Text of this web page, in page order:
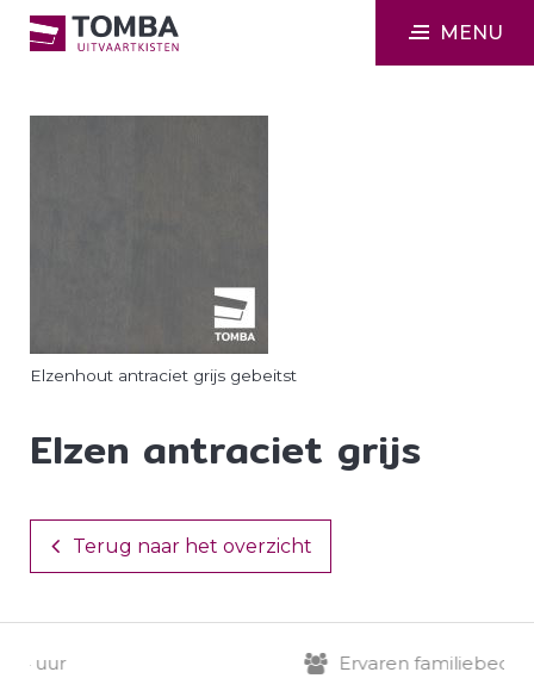
MENU
Elzenhout antraciet grijs gebeitst
Elzen antraciet grijs
Terug naar het overzicht
uur Ervaren familiebedrijf